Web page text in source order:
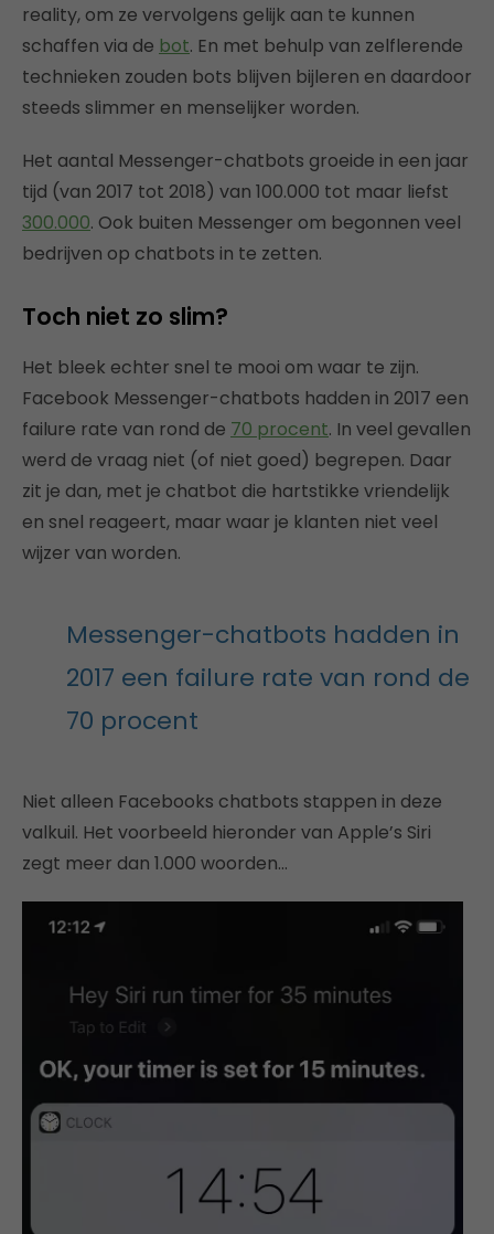
reality, om ze vervolgens gelijk aan te kunnen
schaffen via de bot. En met behulp van zelflerende
technieken zouden bots blijven bijleren en daardoor
steeds slimmer en menselijker worden.
Het aantal Messenger-chatbots groeide in een jaar
tijd (van 2017 tot 2018) van 100.000 tot maar liefst
300.000. Ook buiten Messenger om begonnen veel
bedrijven op chatbots in te zetten.
Toch niet zo slim?
Het bleek echter snel te mooi om waar te zijn.
Facebook Messenger-chatbots hadden in 2017 een
failure rate van rond de 70 procent. In veel gevallen
werd de vraag niet (of niet goed) begrepen. Daar
zit je dan, met je chatbot die hartstikke vriendelijk
en snel reageert, maar waar je klanten niet veel
wijzer van worden.
Messenger-chatbots hadden in
2017 een failure rate van rond de
70 procent
Niet alleen Facebooks chatbots stappen in deze
valkuil. Het voorbeeld hieronder van Apple’s Siri
zegt meer dan 1.000 woorden…